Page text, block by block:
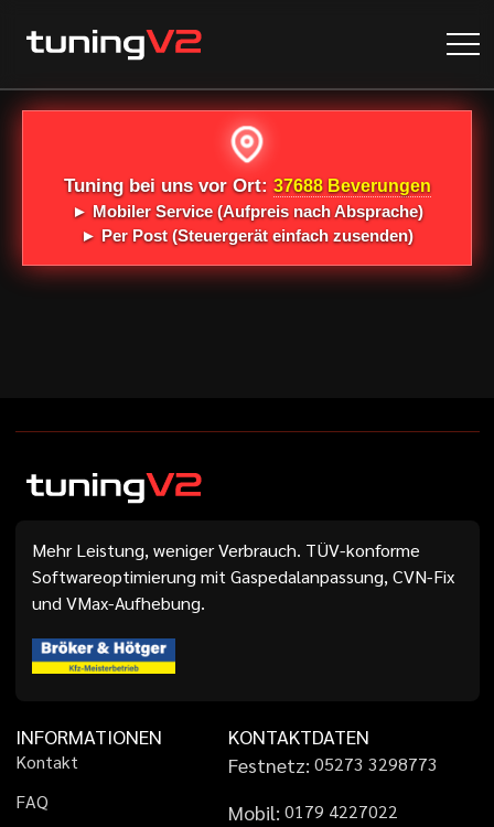
Tuning bei uns vor Ort: 37688 Beverungen
► Mobiler Service(Aufpreis nach Absprache)
►Per Post(Steuergerät einfach zusenden)
Mehr Leistung, weniger Verbrauch. TÜV-konforme
Softwareoptimierung mit Gaspedalanpassung, CVN-Fix
und VMax-Aufhebung.
INFORMATIONEN
Kontakt
FAQ
KONTAKTDATEN
Festnetz: 05273 3298773
Mobil: 01 79 4227022